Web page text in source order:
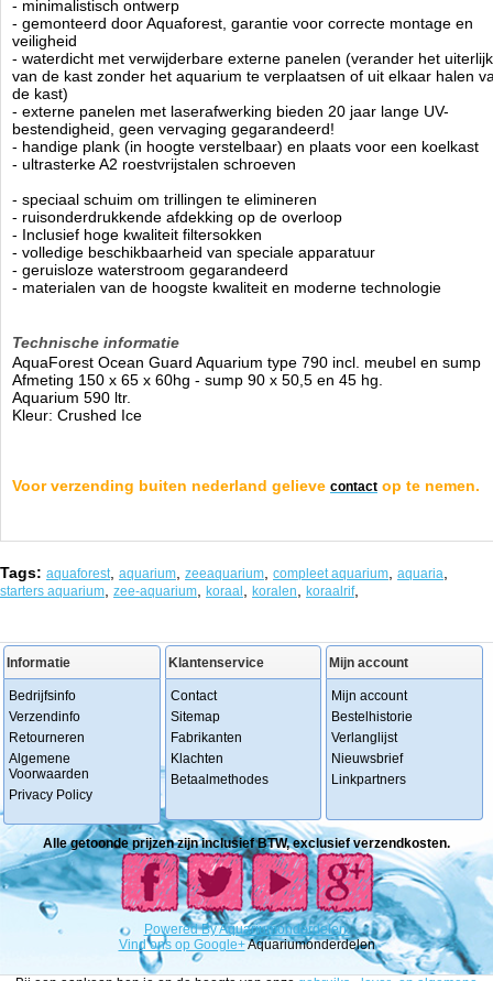
- minimalistisch ontwerp
- gemonteerd door Aquaforest, garantie voor correcte montage en
veiligheid
- waterdicht met verwijderbare externe panelen (verander het uiterlijk
van de kast zonder het aquarium te verplaatsen of uit elkaar halen
de kast)
- externe panelen met laserafwerking bieden 20 jaar lange UV-
bestendigheid, geen vervaging gegarandeerd!
- handige plank (in hoogte verstelbaar) en plaats voor een koelkast
- ultrasterke A2 roestvrijstalen schroeven
- speciaal schuim om trillingen te elimineren
- ruisonderdrukkende afdekking op de overloop
- Inclusief hoge kwaliteit filtersokken
- volledige beschikbaarheid van speciale apparatuur
- geruisloze waterstroom gegarandeerd
- materialen van de hoogste kwaliteit en moderne technologie
Technische informatie
AquaForest Ocean Guard Aquarium type 790 incl. meubel en sump
Afmeting 150 x 65 x 60hg - sump 90 x 50,5 en 45 hg.
Aquarium 590 ltr.
Kleur: Crushed Ice
Voor verzending buiten nederland gelieve contact op te nemen.
Tags: aquaforest aquarium zeeaquarium compleet aquarium aquaria
starters aquarium zee-aquarium koraal koralen koraalrif,
Informatie
Bedrijfsinfo
Verzendinfo
Retourneren
Algemene
Voorwaarden
Privacy Policy
Klantenservice
Contact
Sitemap
Fabrikanten
Klachten
Betaalmethodes
Mijn account
Mijn account
Bestelhistorie
Verlanglijst
Nieuwsbrief
Linkpartners
Alle getoonde prijzen zijn inclusief BTW, exclusief verzendkosten.
PoweredByAquariumonderdelen.
Vind ons op Google+Aquariumonderdelen